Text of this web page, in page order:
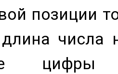
позиции
числа
цифры